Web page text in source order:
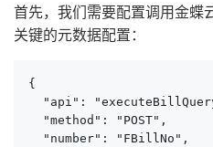
首先，我们需要配置调用金蝶
关键的元数据配置：
{
"api":
  "method": "POST",
  "number": "FBillNo",